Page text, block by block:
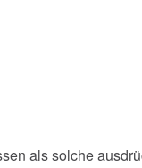
als solche